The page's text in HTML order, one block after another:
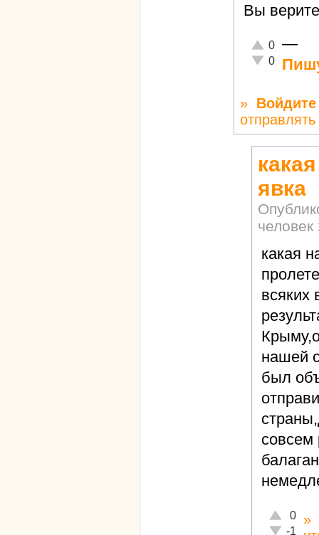
Вы
Отлично!
0
Неадекватно!
0
—
» Войдите
явка
человек
какая
всяких
нашей
был
Отлично!
0
-1
»